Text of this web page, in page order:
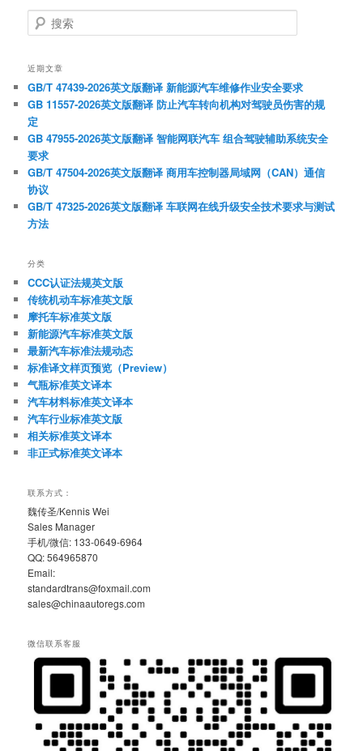
搜
索
近期文章
GB/T 47439-2026英文版翻译 新能源汽车维修作业安全要求
GB 11557-2026英文版翻译 防止汽车转向机构对驾驶员伤害的规
定
GB 47955-2026英文版翻译 智能网联汽车 组合驾驶辅助系统安全
要求
GB/T 47504-2026英文版翻译 商用车控制器局域网（CAN）通信
协议
GB/T 47325-2026英文版翻译 车联网在线升级安全技术要求与测试
方法
分类
CCC认证法规英文版
传统机动车标准英文版
摩托车标准英文版
新能源汽车标准英文版
最新汽车标准法规动态
标准译文样页预览（Preview）
气瓶标准英文译本
汽车材料标准英文译本
汽车行业标准英文版
相关标准英文译本
非正式标准英文译本
联系方式：
魏传圣/Kennis Wei
Sales Manager
手机/微信: 133-0649-6964
QQ: 564965870
Email:
standardtrans@foxmail.com
sales@chinaautoregs.com
微信联系客服